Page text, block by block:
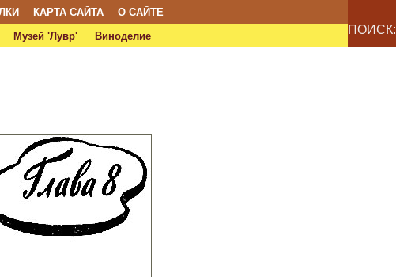
КАРТА САЙТА
О САЙТЕ
Музей 'Лувр' Виноделие ПОИСК: